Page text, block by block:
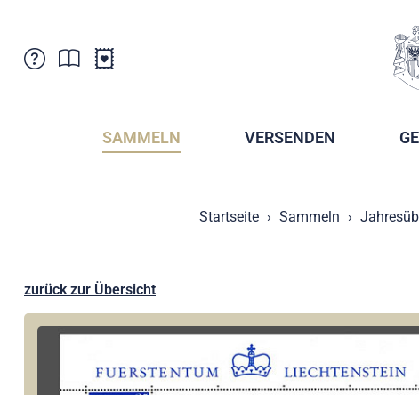
Verkaufsstellen
Postcrossing
Abonnemente
SAMMELN VERSENDEN
Startseite Sammeln
zurück zur Übersicht